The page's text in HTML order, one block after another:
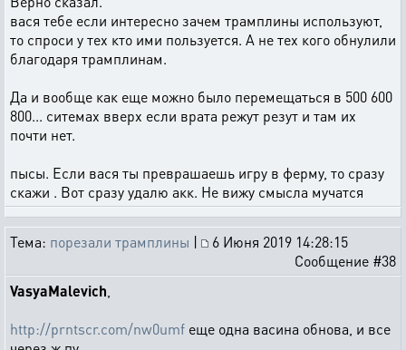
вася тебе если интересно зачем трамплины используют,
то спроси у тех кто ими пользуется. А не тех кого обнулили
благодаря трамплинам.
Да и вообще как еще можно было перемещаться в 500 600
800... ситемах вверх если врата режут резут и там их
почти нет.
пысы. Если вася ты преврашаешь игру в ферму, то сразу
скажи . Вот сразу удалю акк. Не вижу смысла мучатся
Тема: порезали трамплины |
6 Июня 2019 14:28:15
Сообщение #38
VasyaMalevich
http://prntscr.com/nw0umf еще одна васина обнова, и все